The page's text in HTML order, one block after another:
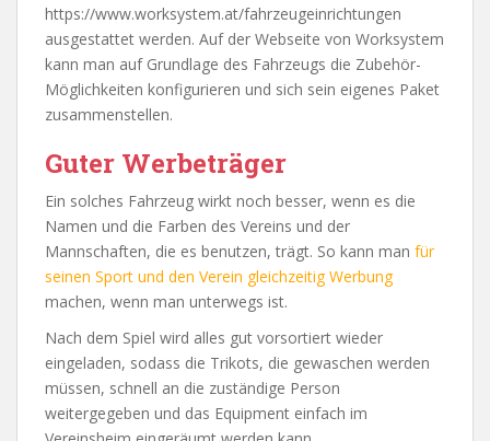
https://www.worksystem.at/fahrzeugeinrichtungen
ausgestattet werden. Auf der Webseite von Worksystem
kann man auf Grundlage des Fahrzeugs die Zubehör-
Möglichkeiten konfigurieren und sich sein eigenes Paket
zusammenstellen.
Guter Werbeträger
Ein solches Fahrzeug wirkt noch besser, wenn es die
Namen und die Farben des Vereins und der
Mannschaften, die es benutzen, trägt. So kann man für
seinen Sport und den Verein gleichzeitig Werbung
machen, wenn man unterwegs ist.
Nach dem Spiel wird alles gut vorsortiert wieder
eingeladen, sodass die Trikots, die gewaschen werden
müssen, schnell an die zuständige Person
weitergegeben und das Equipment einfach im